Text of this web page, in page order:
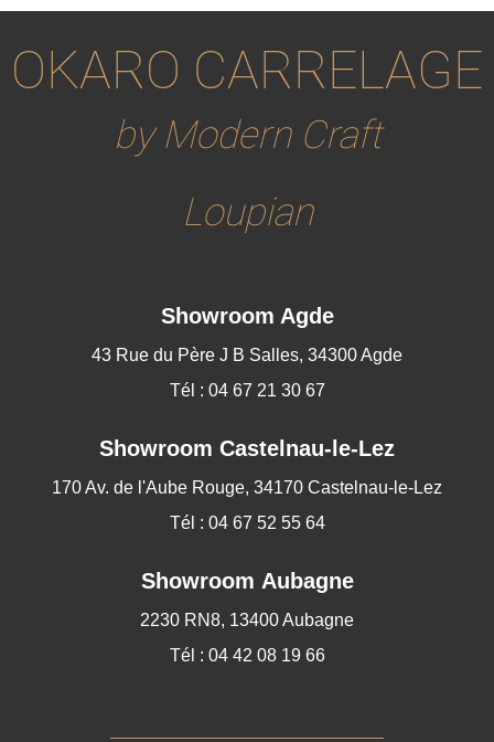
OKARO CARRELAGE
by Modern Craft
Loupian
Showroom Agde
43 Rue du Père J B Salles, 34300 Agde
Tél : 04 67 21 30 67
Showroom Castelnau-le-Lez
170 Av. de l'Aube Rouge, 34170 Castelnau-le-Lez
Tél : 04 67 52 55 64
Showroom Aubagne
2230 RN8, 13400 Aubagne
Tél : 04 42 08 19 66